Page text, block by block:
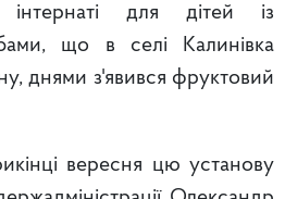
інтернаті для дітей із
що в селі Калинівка
днями з'явився фруктовий
вересня цю установу